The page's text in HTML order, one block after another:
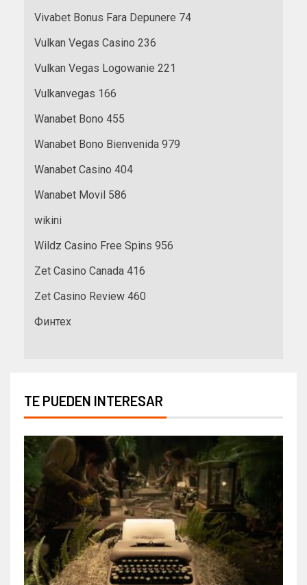
Vivabet Bonus Fara Depunere 74
Vulkan Vegas Casino 236
Vulkan Vegas Logowanie 221
Vulkanvegas 166
Wanabet Bono 455
Wanabet Bono Bienvenida 979
Wanabet Casino 404
Wanabet Movil 586
wikini
Wildz Casino Free Spins 956
Zet Casino Canada 416
Zet Casino Review 460
Финтех
TE PUEDEN INTERESAR